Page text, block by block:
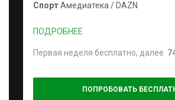
СпортАмедиатека / DAZN
ПОДРОБНЕЕ
Первая неделя бесплатно, далее
ПОПРОБОВАТЬ